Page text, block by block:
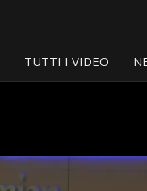
TUTTI I VIDEO